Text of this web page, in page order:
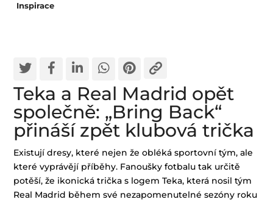
Inspirace
Teka a Real Madrid opět
společně: „Bring Back“
přináší zpět klubová trička
Existují dresy, které nejen že obléká sportovní tým, ale
které vyprávějí příběhy. Fanoušky fotbalu tak určitě
potěší, že ikonická trička s logem Teka, která nosil tým
Real Madrid během své nezapomenutelné sezóny roku